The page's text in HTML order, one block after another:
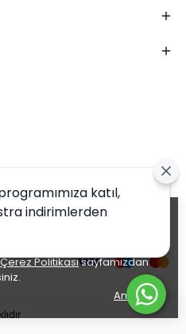
iyileştirmek için
Politikasısayfamızdan
Anladım
katıl,
indirimlerden